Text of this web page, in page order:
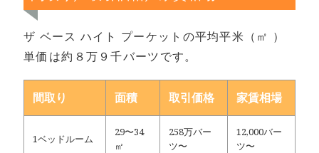
ザ ベース ハイト プーケットの平均平米（㎡ ）
単価は約８万９千バーツです。
間取り 面積 取引価格 家賃相場
1ベッドルーム
29〜34
㎡
258万バー
ツ〜
12,000バー
ツ〜